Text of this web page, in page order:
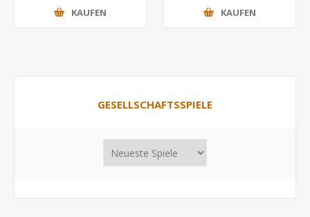
KAUFEN KAUFEN
GESELLSCHAFTSSPIELE